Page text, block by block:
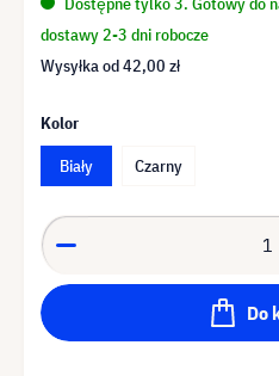
dostawy 2-3 dni robocze
Wysyłka od42,00 zł
Kolor
Biały
Czarny
Do